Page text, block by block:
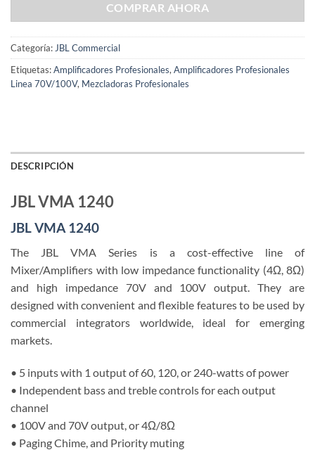
COMPRAR AHORA
Categoría: JBL Commercial
Etiquetas:Amplificadores Profesionales, Amplificadores Profesionales
Linea 70V/100V, Mezcladoras Profesionales
DESCRIPCIÓN
JBL VMA 1240
JBL VMA 1240
The JBL VMA Series is a cost-effective line of
Mixer/Amplifiers with low impedance functionality (4Ω, 8Ω)
and high impedance 70V and 100V output. They are
designed with convenient and flexible features to be used by
commercial integrators worldwide, ideal for emerging
markets.
• 5 inputs with 1 output of 60, 120, or 240-watts of power
• Independent bass and treble controls for each output
channel
• 100V and 70V output, or 4Ω/8Ω
• Paging Chime, and Priority muting